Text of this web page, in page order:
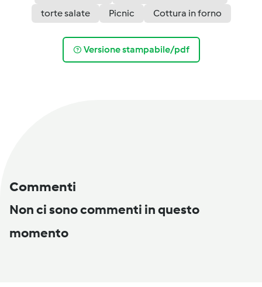
torte salate Picnic Cottura in forno
Versione stampabile/pdf
Commenti
Non ci sono commenti in questo
momento